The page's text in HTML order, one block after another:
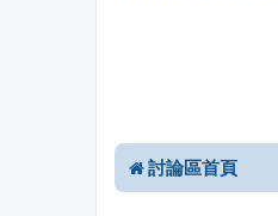
討論區首頁